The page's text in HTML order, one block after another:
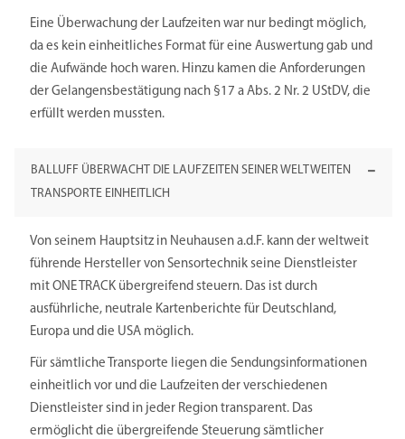
Eine Überwachung der Laufzeiten war nur bedingt möglich,
da es kein einheitliches Format für eine Auswertung gab und
die Aufwände hoch waren. Hinzu kamen die Anforderungen
der Gelangensbestätigung nach §17 a Abs. 2 Nr. 2 UStDV, die
erfüllt werden mussten.
BALLUFF ÜBERWACHT DIE LAUFZEITEN SEINER WELTWEITEN
TRANSPORTE EINHEITLICH
Von seinem Hauptsitz in Neuhausen a.d.F. kann der weltweit
führende Hersteller von Sensortechnik seine Dienstleister
mit ONE TRACK übergreifend steuern. Das ist durch
ausführliche, neutrale Kartenberichte für Deutschland,
Europa und die USA möglich.
Für sämtliche Transporte liegen die Sendungsinformationen
einheitlich vor und die Laufzeiten der verschiedenen
Dienstleister sind in jeder Region transparent. Das
ermöglicht die übergreifende Steuerung sämtlicher